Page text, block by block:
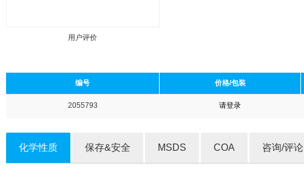
用户评价
编号 价格/包装
2055793 请登录
化学性质 保存&安全 MSDS COA 咨询/评论